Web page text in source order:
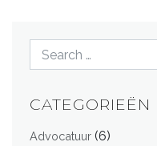
CATEGORIEËN
Advocatuur (6)